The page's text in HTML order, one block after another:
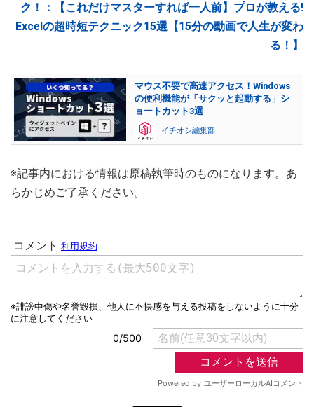
ク！：【これだけマスターすれば一人前】プロが教える!
Excelの超時短テクニック15選【15分の動画で人生が変わ
る！】
マウス不要で高速アクセス！Windows
の便利機能が「サクッと起動する」シ
ョートカット3選
イチオシ編集部
※記事内における情報は原稿執筆時のものになります。あ
らかじめご了承ください。